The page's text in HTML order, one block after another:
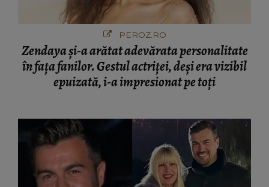
PEROZ.RO
Zendaya și-a arătat adevărata personalitate
în fața fanilor. Gestul actriței, deși era vizibil
epuizată, i-a impresionat pe toți